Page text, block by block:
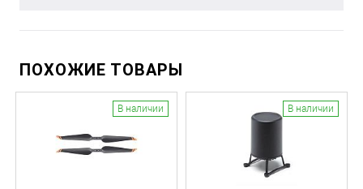
ПОХОЖИЕ ТОВАРЫ
В наличии В наличии